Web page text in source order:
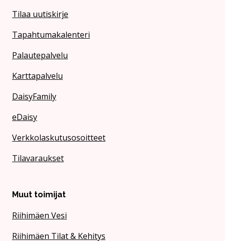
Tilaa uutiskirje
Tapahtumakalenteri
Palautepalvelu
Karttapalvelu
DaisyFamily
eDaisy
Verkkolaskutusosoitteet
Tilavaraukset
Muut toimijat
Riihimäen Vesi
Riihimäen Tilat & Kehitys